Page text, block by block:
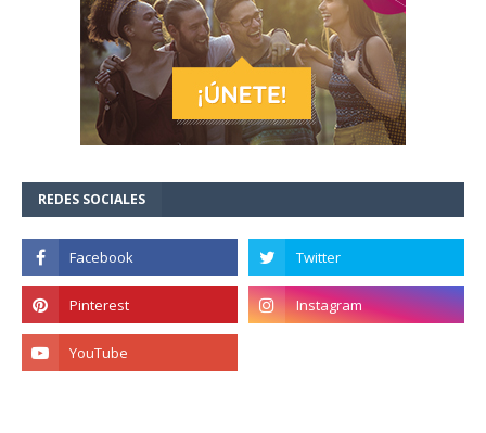
REDES SOCIALES